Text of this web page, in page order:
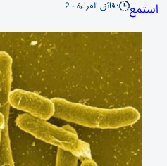
استمع دقائق القراءة - 2